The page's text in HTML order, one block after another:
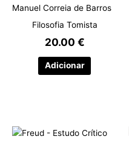
Manuel Correia de Barros
Filosofia Tomista
20.00 €
Adicionar